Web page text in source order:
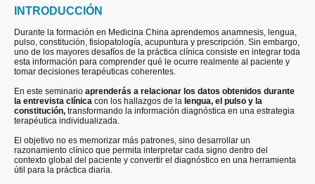
INTRODUCCIÓN
Durante la formación en Medicina China aprendemos anamnesis, lengua,
pulso, constitución, fisiopatología, acupuntura y prescripción. Sin embargo,
uno de los mayores desafíos de la práctica clínica consiste en integrar toda
esta información para comprender qué le ocurre realmente al paciente y
tomar decisiones terapéuticas coherentes.
En este seminario aprenderás a relacionar los datos obtenidos durante
la entrevista clínica con los hallazgos de la lengua, el pulso y la
constitución, transformando la información diagnóstica en una estrategia
terapéutica individualizada.
El objetivo no es memorizar más patrones, sino desarrollar un
razonamiento clínico que permita interpretar cada signo dentro del
contexto global del paciente y convertir el diagnóstico en una herramienta
útil para la práctica diaria.